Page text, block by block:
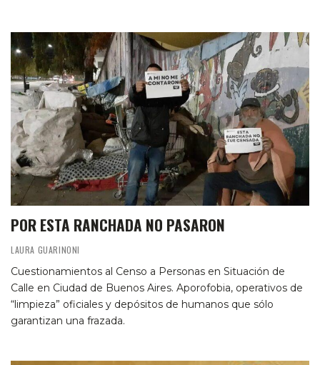
POR ESTA RANCHADA NO PASARON
LAURA GUARINONI
Cuestionamientos al Censo a Personas en Situación de
Calle en Ciudad de Buenos Aires. Aporofobia, operativos de
“limpieza” oficiales y depósitos de humanos que sólo
garantizan una frazada.